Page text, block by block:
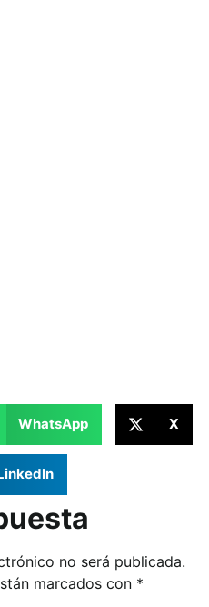
WhatsApp X
no será publicada.
marcados con *